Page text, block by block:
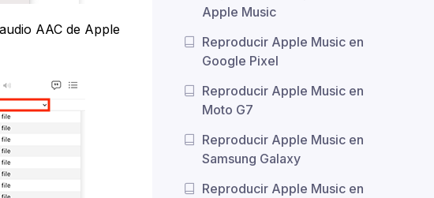
AAC de Apple
Apple Music
Reproducir Apple Music en
Google Pixel
Reproducir Apple Music en
Moto G7
Reproducir Apple Music en
Samsung Galaxy
Reproducir Apple Music en